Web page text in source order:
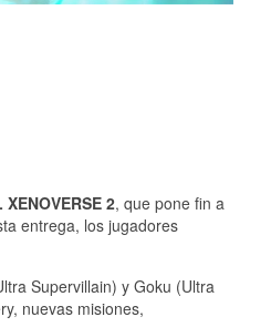
2, que pone fin a
entrega, los jugadores
Supervillain) y Goku (Ultra
nuevas misiones,